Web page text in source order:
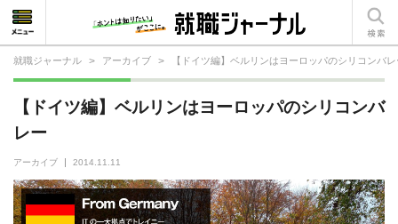
就職ジャーナル > アーカイブ > 【ドイツ編】ベルリンはヨーロッパのシリコンバレ
【ドイツ編】ベルリンはヨーロッパのシリコンバ
レー
アーカイブ 2014.11.11
就活相談
就活ノウハウ
仕事の選び方・ヒント
仕事とは？